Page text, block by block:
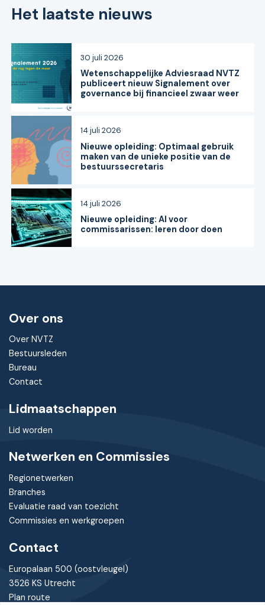
Het laatste nieuws
Wetenschappelijke Adviesraad NVTZ
publiceert nieuw Signalement over
governance bij financieel zwaar weer
30 juli 2026
Nieuwe opleiding: Optimaal gebruik
maken van de unieke positie van de
bestuurssecretaris
14 juli 2026
Nieuwe opleiding: AI voor
commissarissen: leren door doen
14 juli 2026
Over ons
Over NVTZ
Bestuursleden
Bureau
Contact
Lidmaatschappen
Lid worden
Netwerken en Commissies
Regionetwerken
Branches
Evaluatie raad van toezicht
Commissies en werkgroepen
Contact
Europalaan 500 (oostvleugel)
3526 KS Utrecht
Plan route